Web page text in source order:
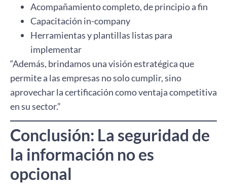
Acompañamiento completo, de principio a fin
Capacitación in-company
Herramientas y plantillas listas para
implementar
“Además, brindamos una visión estratégica que
permite a las empresas no solo cumplir, sino
aprovechar la certificación como ventaja competitiva
en su sector.”
Conclusión: La seguridad de
la información no es
opcional